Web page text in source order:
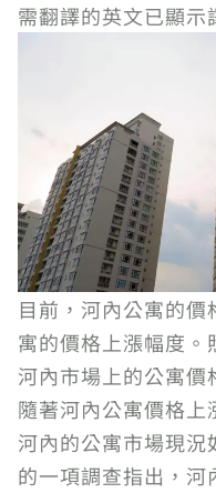
需翻譯的英文已顯示
目前，河內公寓的
寓的價格上漲幅度。
河內市場上的公寓價
隨著河內公寓價格上
河內的公寓市場現
的一項調查指出，